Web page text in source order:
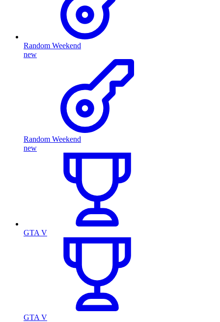
Random Weekend
new
Random Weekend
new
GTA V
GTA V